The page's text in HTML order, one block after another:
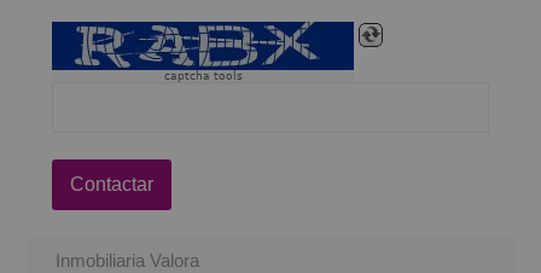
captcha tools
Contactar
Inmobiliaria Valora